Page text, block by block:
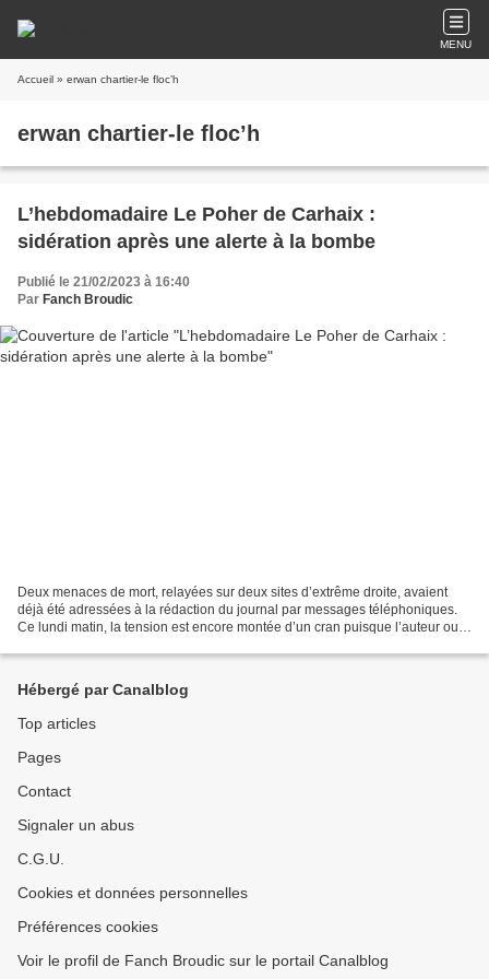
MENU
Accueil » erwan chartier-le floc’h
erwan chartier-le floc’h
L’hebdomadaire Le Poher de Carhaix :
sidération après une alerte à la bombe
Publié le 21/02/2023 à 16:40
Par Fanch Broudic
Deux menaces de mort, relayées sur deux sites d’extrême droite, avaient
déjà été adressées à la rédaction du journal par messages téléphoniques.
Ce lundi matin, la tension est encore montée d’un cran puisque l’auteur ou
Hébergé par Canalblog
Top articles
Pages
Contact
Signaler un abus
C.G.U.
Cookies et données personnelles
Préférences cookies
Voir le profil de Fanch Broudic sur le portail Canalblog